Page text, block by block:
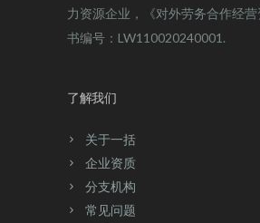
力资源企业，《对外劳务合作经
书编号：LW110020240001.
了解我们
关于一括
企业资质
分支机构
常见问题